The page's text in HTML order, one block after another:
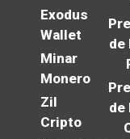
Exodus
Wallet
Minar
Monero
Zil
Cripto
de
de